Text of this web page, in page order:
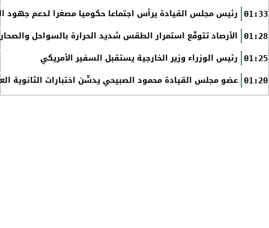
01:33 رئيس مجلس القيادة يرأس اجتماعا حكوميا مصغرا لدعم جهود
01:28 الأرصاد تتوقّع استمرار الطقس شديد الحرارة بالسواحل
01:25 رئيس الوزراء وزير الخارجية يستقبل السفير الأمريكي
01:20 عضو مجلس القيادة محمود الصبيحي يدشّن اختبارات الثانوية